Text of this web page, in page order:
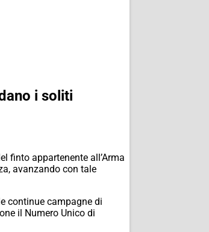
i soliti
finto appartenente all’Arma
avanzando con tale
continue campagne di
il Numero Unico di